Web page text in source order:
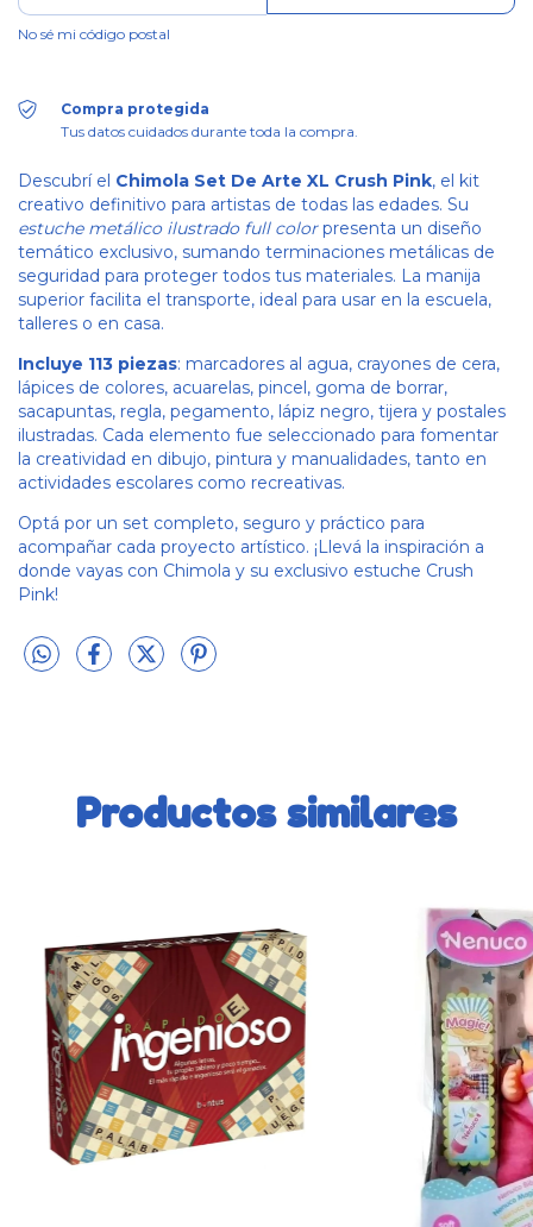
No sé mi código postal
Compra protegida
Tus datos cuidados durante toda la compra.
Descubrí el Chimola Set De Arte XL Crush Pink, el kit
creativo definitivo para artistas de todas las edades. Su
estuche metálico ilustrado full colorpresenta un diseño
temático exclusivo, sumando terminaciones metálicas de
seguridad para proteger todos tus materiales. La manija
superior facilita el transporte, ideal para usar en la escuela,
talleres o en casa.
Incluye 113 piezas: marcadores al agua, crayones de cera,
lápices de colores, acuarelas, pincel, goma de borrar,
sacapuntas, regla, pegamento, lápiz negro, tijera y postales
ilustradas. Cada elemento fue seleccionado para fomentar
la creatividad en dibujo, pintura y manualidades, tanto en
actividades escolares como recreativas.
Optá por un set completo, seguro y práctico para
acompañar cada proyecto artístico. ¡Llevá la inspiración a
donde vayas con Chimola y su exclusivo estuche Crush
Pink!
Productos similares